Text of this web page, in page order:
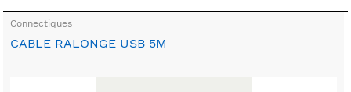
Connectiques
CABLE RALONGE USB 5M